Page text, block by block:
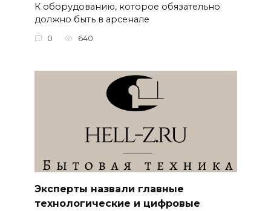
К оборудованию, которое обязательно
должно быть в арсенале
0 640
Эксперты назвали главные
технологические и цифровые